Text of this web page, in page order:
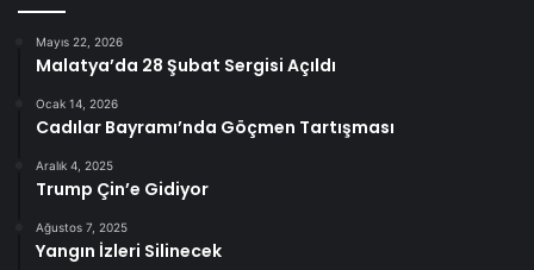
Mayıs 22, 2026
Malatya’da 28 Şubat Sergisi Açıldı
Ocak 14, 2026
Cadılar Bayramı’nda Göçmen Tartışması
Aralık 4, 2025
Trump Çin’e Gidiyor
Ağustos 7, 2025
Yangın İzleri Silinecek